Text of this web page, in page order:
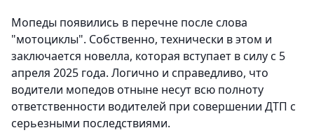
Мопеды появились в перечне после слова
"мотоциклы". Собственно, технически в этом и
заключается новелла, которая вступает в силу с 5
апреля 2025 года. Логично и справедливо, что
водители мопедов отныне несут всю полноту
ответственности водителей при совершении ДТП с
серьезными последствиями.